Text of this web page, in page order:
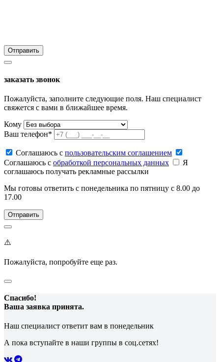
заказать звонок
Пожалуйста, заполните следующие поля. Наш специалист
свяжется с вами в ближайшее время.
Кому
Ваш телефон*
Соглашаюсь c пользовательским соглашением
Соглашаюсь c обработкой персональных данных
Я
соглашаюсь получать рекламные рассылки
Мы готовы ответить с понедельника по пятницу с 8.00 до
17.00
⚠️
Пожалуйста, попробуйте еще раз.
Спасибо!
Ваша заявка принята.
Наш специалист ответит вам в понедельник
А пока вступайте в наши группы в соц.сетях!